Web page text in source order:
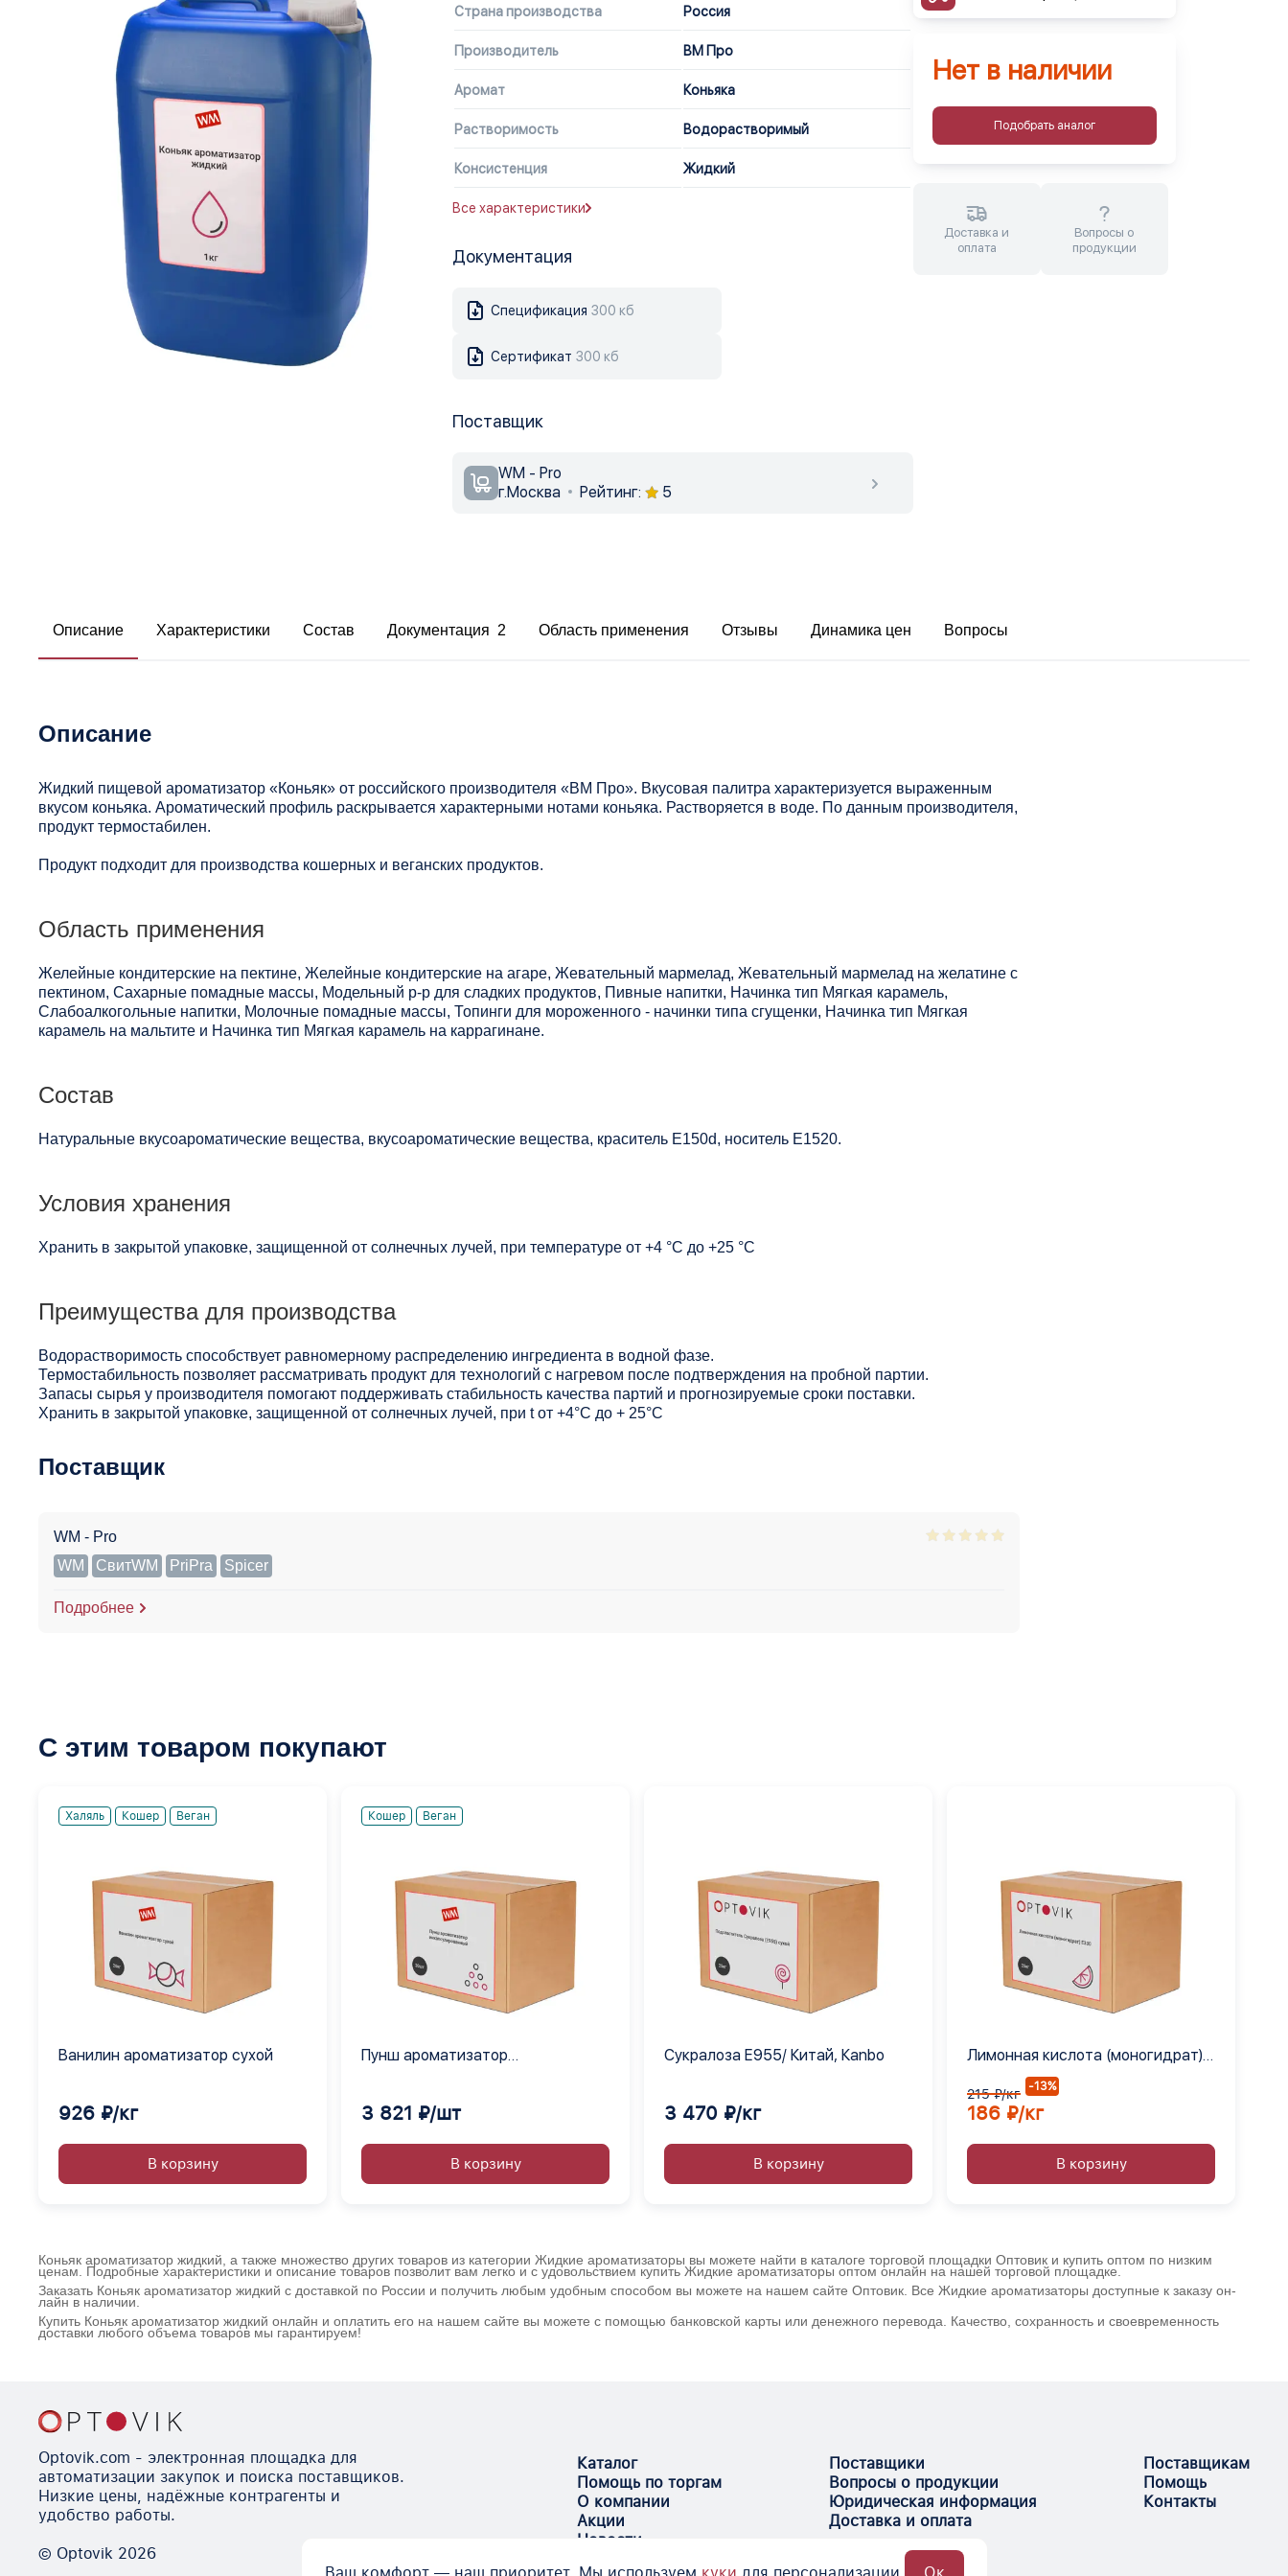
Страна производства Россия
Производитель ВМ Про
Аромат Коньяка
Растворимость Водорастворимый
Консистенция Жидкий
Все характеристики
Документация
Спецификация 300 кб
Сертификат 300 кб
Поставщик
WM - Pro
г.Москва
Рейтинг: 5
Нет в наличии
Подобрать аналог
Доставка и
оплата
Вопросы о
продукции
Описание Характеристики Состав Документация 2 Область применения Отзывы Динамика цен Вопросы
Описание
Жидкий пищевой ароматизатор «Коньяк» от российского производителя «ВМ Про». Вкусовая палитра характеризуется выраженным
вкусом коньяка. Ароматический профиль раскрывается характерными нотами коньяка. Растворяется в воде. По данным производителя,
продукт термостабилен.
Продукт подходит для производства кошерных и веганских продуктов.
Область применения
Желейные кондитерские на пектине, Желейные кондитерские на агаре, Жевательный мармелад, Жевательный мармелад на желатине с
пектином, Сахарные помадные массы, Модельный р-р для сладких продуктов, Пивные напитки, Начинка тип Мягкая карамель,
Слабоалкогольные напитки, Молочные помадные массы, Топинги для мороженного - начинки типа сгущенки, Начинка тип Мягкая
карамель на мальтите и Начинка тип Мягкая карамель на каррагинане.
Состав
Натуральные вкусоароматические вещества, вкусоароматические вещества, краситель Е150d, носитель Е1520.
Условия хранения
Хранить в закрытой упаковке, защищенной от солнечных лучей, при температуре от +4 °C до +25 °C
Преимущества для производства
Водорастворимость способствует равномерному распределению ингредиента в водной фазе.
Термостабильность позволяет рассматривать продукт для технологий с нагревом после подтверждения на пробной партии.
Запасы сырья у производителя помогают поддерживать стабильность качества партий и прогнозируемые сроки поставки.
Хранить в закрытой упаковке, защищенной от солнечных лучей, при t от +4°C до + 25°С
Поставщик
WM - Pro
WM
СвитWM PriPra Spicer
Подробнее
С этим товаром покупают
Халяль Кошер Веган
Ванилин ароматизатор сухой
926 ₽/кг
В корзину
Кошер Веган
Пунш ароматизатор
3 821 ₽/шт
В корзину
Сукралоза Е955/ Китай, Кanbo
3 470 ₽/кг
В корзину
Лимонная кислота (моногидрат)
215 ₽/кг -13%
186 ₽/кг
В корзину
Коньяк ароматизатор жидкий, а также множество других товаров из категории Жидкие ароматизаторы вы можете найти в каталоге торговой площадки Оптовик и купить оптом по низким
ценам. Подробные характеристики и описание товаров позволит вам легко и с удовольствием купить Жидкие ароматизаторы оптом онлайн на нашей торговой площадке.
Заказать Коньяк ароматизатор жидкий с доставкой по России и получить любым удобным способом вы можете на нашем сайте Оптовик. Все Жидкие ароматизаторы доступные к заказу он-
лайн в наличии.
Купить Коньяк ароматизатор жидкий онлайн и оплатить его на нашем сайте вы можете с помощью банковской карты или денежного перевода. Качество, сохранность и своевременность
доставки любого объема товаров мы гарантируем!
Optovik.com - электронная площадка для
автоматизации закупок и поиска поставщиков.
Низкие цены, надёжные контрагенты и
удобство работы.
© Optovik 2026
Каталог
Помощь по торгам
О компании
Акции
Новости
Поставщики
Вопросы о продукции
Юридическая информация
Доставка и оплата
Поставщикам
Помощь
Контакты